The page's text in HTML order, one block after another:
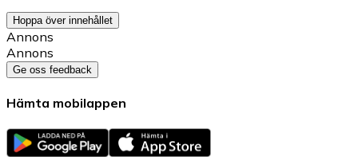
Hoppa över innehållet
Annons
Annons
Ge oss feedback
Hämta mobilappen